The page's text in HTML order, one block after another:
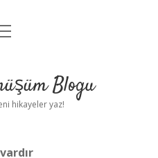
Uyarı Blogu
hikayeler yaz!